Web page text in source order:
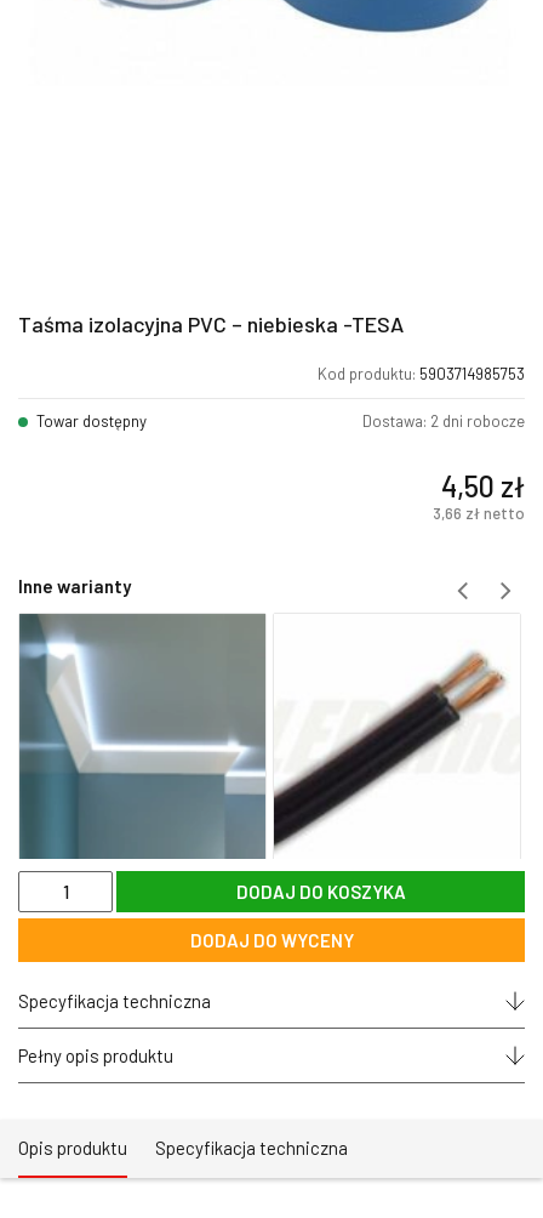
Taśma izolacyjna PVC – niebieska -TESA
Kod produktu: 5903714985753
Towar dostępny Dostawa: 2 dni robocze
4,50 zł
3,66 złnetto
Inne warianty
ilość
Taśma
izolacyjna
-
niebieska
-
TESA
DODAJ DO KOSZYKA
DODAJ DO WYCENY
Specyfikacja techniczna
Pełny opis produktu
Opis produktu Specyfikacja techniczna